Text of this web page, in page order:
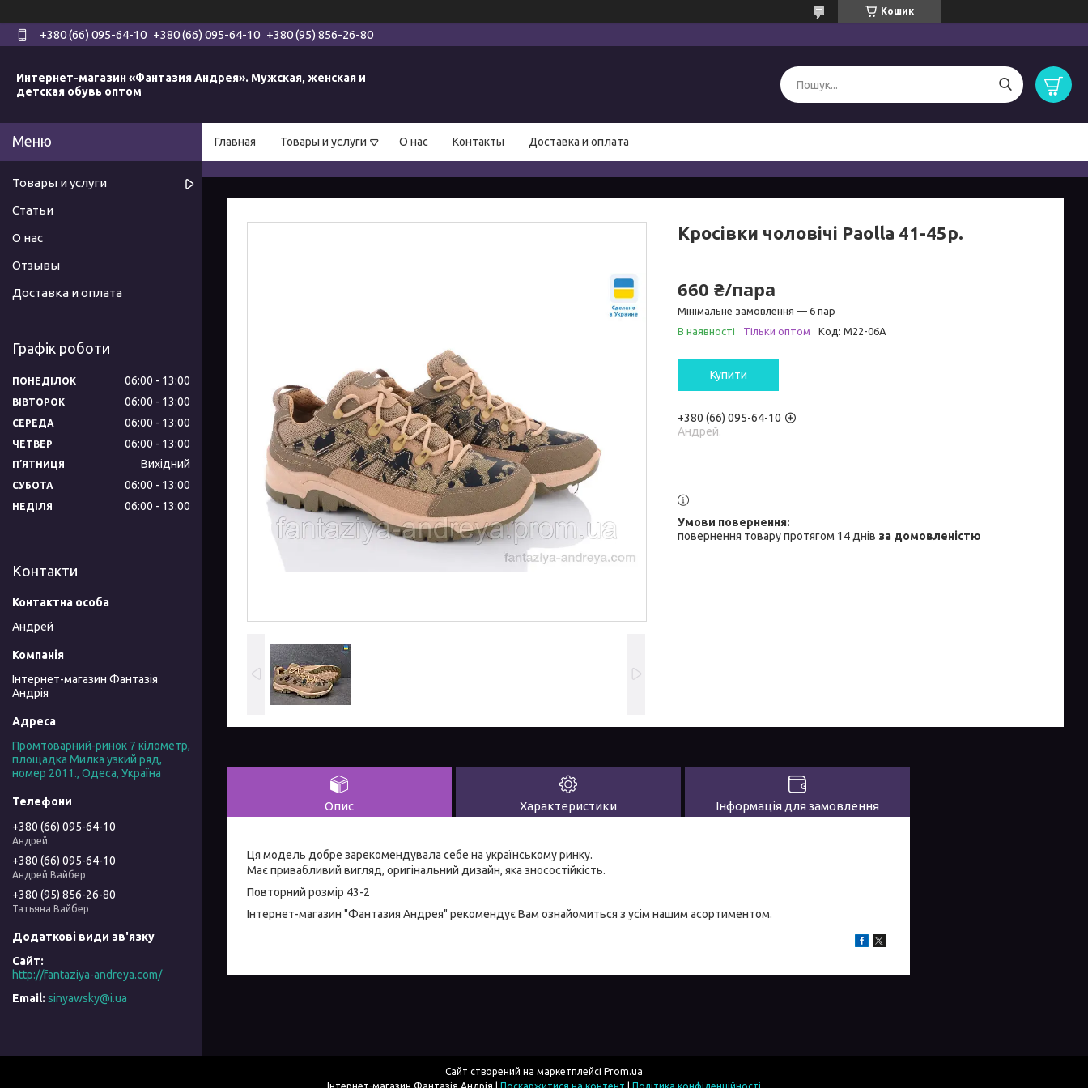
Кошик
+380 (66) 095-64-10 +380 (66) 095-64-10 +380 (95) 856-26-80
Интернет-магазин «Фантазия Андрея». Мужская, женская и
детская обувь оптом
Главная Товары и услуги О нас Контакты Доставка и оплата
Кросівки чоловічі Paolla 41-45р.
660 ₴/пара
Мінімальне замовлення — 6 пар
В наявності
Тільки оптом Код: M22-06A
Купити
+380 (66) 095-64-10
Андрей.
повернення товару протягом 14 днів за домовленістю
Опис Характеристики Інформація для замовлення
Ця модель добре зарекомендувала себе на українському ринку.
Має привабливий вигляд, оригінальний дизайн, яка зносостійкість.
Повторний розмір 43-2
Інтернет-магазин "Фантазия Андрея" рекомендує Вам ознайомиться з усім нашим асортиментом.
Товары и услуги
Статьи
О нас
Отзывы
Доставка и оплата
Графік роботи
ПОНЕДІЛОК 06:00 13:00
ВІВТОРОК 06:00 13:00
СЕРЕДА 06:00 13:00
ЧЕТВЕР 06:00 13:00
ПʼЯТНИЦЯ Вихідний
СУБОТА 06:00 13:00
НЕДІЛЯ 06:00 13:00
Контакти
Андрей
Інтернет-магазин Фантазія
Андрія
Промтоварний-ринок 7 кілометр,
площадка Милка узкий ряд,
номер 2011., Одеса, Україна
+380 (66) 095-64-10
Андрей.
+380 (66) 095-64-10
Андрей Вайбер
+380 (95) 856-26-80
Татьяна Вайбер
http://fantaziya-andreya.com/
sinyawsky@i.ua
Сайт створений на маркетплейсі Prom.ua